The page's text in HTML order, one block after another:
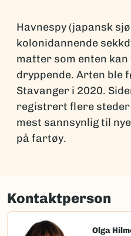
Havnespy (japansk
kolonidannende
matter som enten
dryppende. Arten ble
Stavanger i 2020.
registrert flere steder
mest sannsynlig til
på fartøy.
Kontaktperson
Olga